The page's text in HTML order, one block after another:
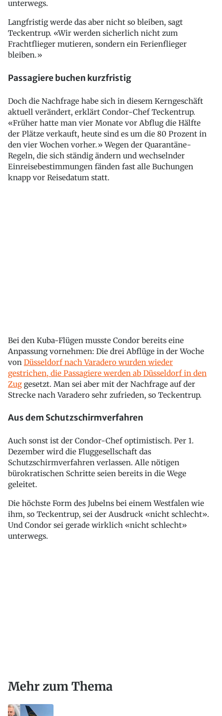
unterwegs.
Langfristig werde das aber nicht so bleiben, sagt
Teckentrup. «Wir werden sicherlich nicht zum
Frachtflieger mutieren, sondern ein Ferienflieger
bleiben.»
Passagiere buchen kurzfristig
Doch die Nachfrage habe sich in diesem Kerngeschäft
aktuell verändert, erklärt Condor-Chef Teckentrup.
«Früher hatte man vier Monate vor Abflug die Hälfte
der Plätze verkauft, heute sind es um die 80 Prozent in
den vier Wochen vorher.» Wegen der Quarantäne-
Regeln, die sich ständig ändern und wechselnder
Einreisebestimmungen fänden fast alle Buchungen
knapp vor Reisedatum statt.
Bei den Kuba-Flügen musste Condor bereits eine
Anpassung vornehmen: Die drei Abflüge in der Woche
von Düsseldorf nach Varadero wurden wieder
gestrichen, die Passagiere werden ab Düsseldorf in den
Zug gesetzt. Man sei aber mit der Nachfrage auf der
Strecke nach Varadero sehr zufrieden, so Teckentrup.
Aus dem Schutzschirmverfahren
Auch sonst ist der Condor-Chef optimistisch. Per 1.
Dezember wird die Fluggesellschaft das
Schutzschirmverfahren verlassen. Alle nötigen
bürokratischen Schritte seien bereits in die Wege
geleitet.
Die höchste Form des Jubelns bei einem Westfalen wie
ihm, so Teckentrup, sei der Ausdruck «nicht schlecht».
Und Condor sei gerade wirklich «nicht schlecht»
unterwegs.
Mehr zum Thema